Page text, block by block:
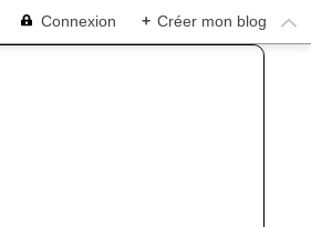
Connexion + Créer mon blog